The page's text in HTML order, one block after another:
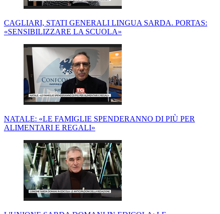
CAGLIARI, STATI GENERALI LINGUA SARDA. PORTAS:
«SENSIBILIZZARE LA SCUOLA»
NATALE: «LE FAMIGLIE SPENDERANNO DI PIÙ PER
ALIMENTARI E REGALI»